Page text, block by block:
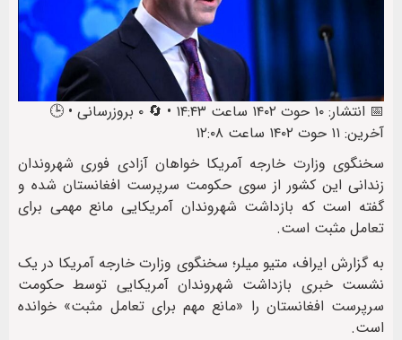
📅 انتشار: ۱۰ حوت ۱۴۰۲ ساعت ۱۴:۴۳ • 🔄 ۰ بروزرسانی • 🕒
آخرین: ۱۱ حوت ۱۴۰۲ ساعت ۱۲:۰۸
سخنگوی وزارت خارجه‌ آمریکا خواهان آزادی فوری شهروندان
زندانی این کشور از سوی حکومت سرپرست افغانستان شده و
گفته است که بازداشت شهروندان آمریکایی مانع مهمی برای
تعامل مثبت است.
به گزارش ایراف، متیو میلر؛ سخنگوی وزارت خارجه‌ آمریکا در یک
نشست خبری بازداشت شهروندان آمریکایی توسط حکومت
سرپرست افغانستان را «مانع مهم برای تعامل مثبت» خوانده
است.